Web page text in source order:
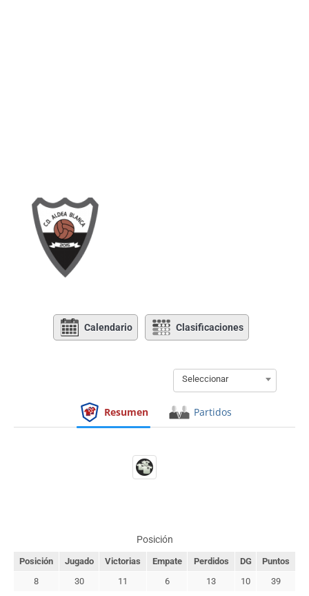
Calendario Clasificaciones
Seleccionar
Resumen Partidos
Posición
Posición Jugado Victorias Empate Perdidos DG
Puntos
8
30 11 6 13 10 39